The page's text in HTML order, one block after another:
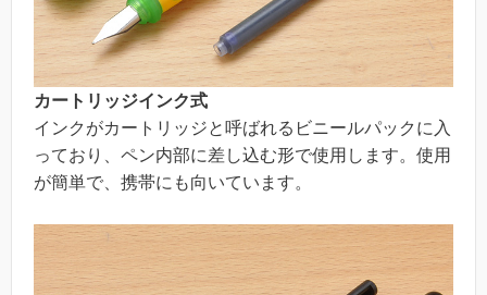
カートリッジインク式
インクがカートリッジと呼ばれるビニールパックに入
っており、ペン内部に差し込む形で使用します。使用
が簡単で、携帯にも向いています。